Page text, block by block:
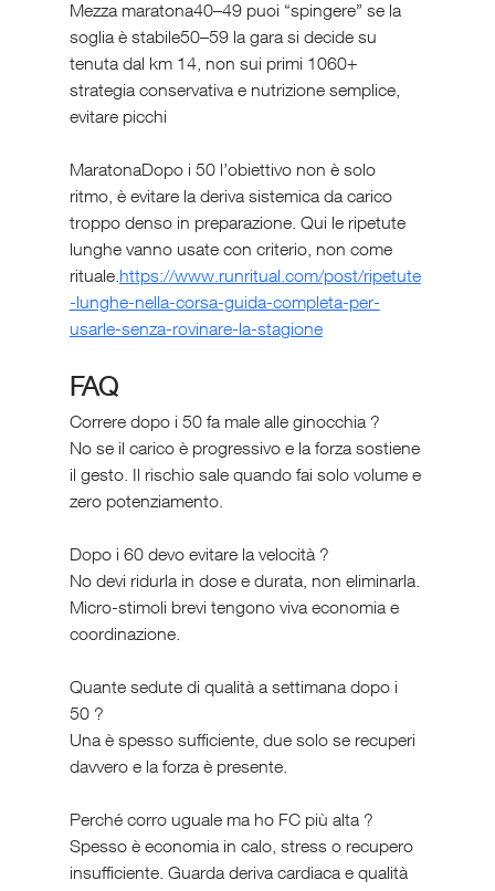
Mezza maratona40–49 puoi “spingere” se la
soglia è stabile50–59 la gara si decide su
tenuta dal km 14, non sui primi 1060+
strategia conservativa e nutrizione semplice,
evitare picchi
MaratonaDopo i 50 l’obiettivo non è solo
ritmo, è evitare la deriva sistemica da carico
troppo denso in preparazione. Qui le ripetute
lunghe vanno usate con criterio, non come
rituale. https://www.runritual.com/post/ripetute
-lunghe-nella-corsa-guida-completa-per-
usarle-senza-rovinare-la-stagione
FAQ
Correre dopo i 50 fa male alle ginocchia ?
No se il carico è progressivo e la forza sostiene
il gesto. Il rischio sale quando fai solo volume e
zero potenziamento.
Dopo i 60 devo evitare la velocità ?
No devi ridurla in dose e durata, non eliminarla.
Micro-stimoli brevi tengono viva economia e
coordinazione.
Quante sedute di qualità a settimana dopo i
50 ?
Una è spesso sufficiente, due solo se recuperi
davvero e la forza è presente.
Perché corro uguale ma ho FC più alta ?
Spesso è economia in calo, stress o recupero
insufficiente. Guarda deriva cardiaca e qualità